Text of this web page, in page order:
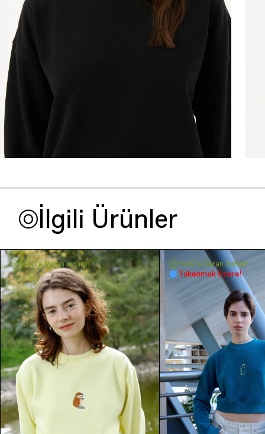
İlgili Ürünler
%40'a Varan İndirim
%40'a Varan İndirim
Tükenmek Üzere!